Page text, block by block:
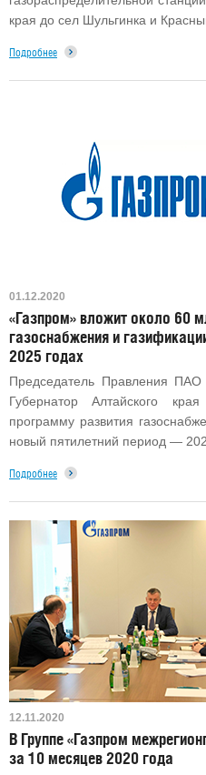
края до сел Шульгинка и
Подробнее
01.12.2020
«Газпром» вложит около 60
газоснабжения и
2025 годах
Председатель Правления
Губернатор Алтайского
программу развития
новый пятилетний период —
Подробнее
12.11.2020
В Группе «Газпром
за 10 месяцев 2020 года